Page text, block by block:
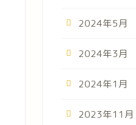
2024年5月
2024年3月
2024年1月
2023年11月